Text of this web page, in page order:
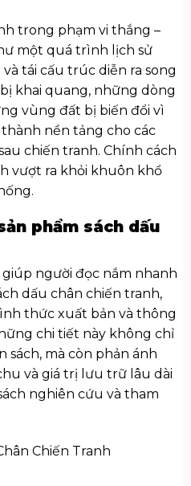
trong phạm vi thắng –
một quá trình lịch sử
tái cấu trúc diễn ra song
khai quang, những dòng
vùng đất bị biến đổi vì
nền tảng cho các
chiến tranh. Chính cách
vượt ra khỏi khuôn khổ
phẩm sách dấu
người đọc nắm nhanh
dấu chân chiến tranh,
thức xuất bản và thông
chi tiết này không chỉ
sách, mà còn phản ánh
và giá trị lưu trữ lâu dài
nghiên cứu và tham
Chiến Tranh